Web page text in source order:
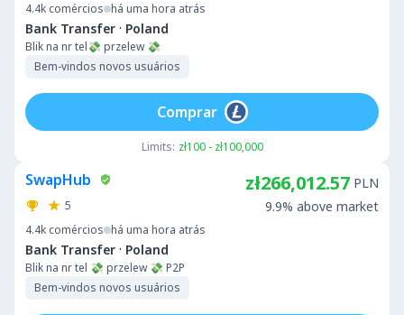
4.4k comércios há uma hora atrás
Bank Transfer · Poland
Blik na nr tel💸 przelew 💸
Bem-vindos novos usuários
Limits: zł100 - zł100,000
Comprar
SwapHub
5
4.4k comércios há uma hora atrás
Bank Transfer · Poland
Blik na nr tel 💸 przelew 💸 P2P
Bem-vindos novos usuários
zł266,012.57 PLN
9.9% above market